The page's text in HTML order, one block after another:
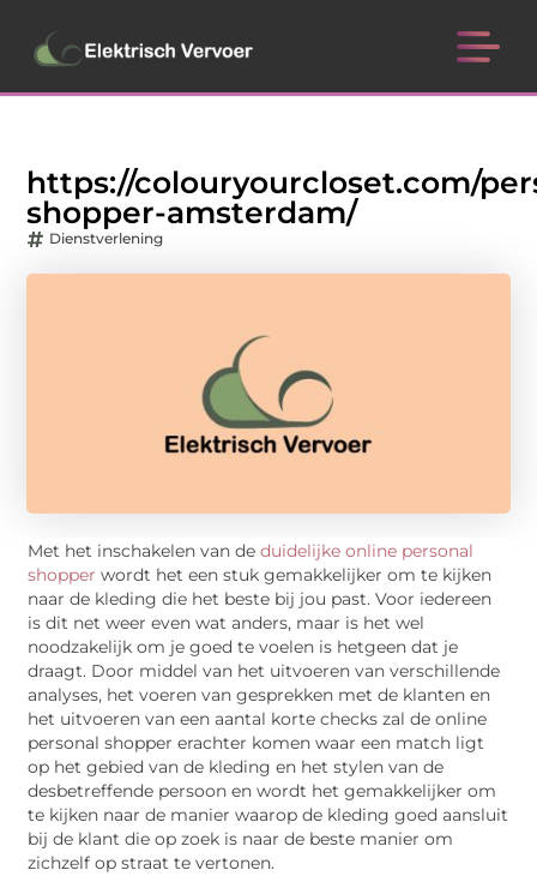
https://colouryourcloset.com/
shopper-amsterdam/
Dienstverlening
Met het inschakelen van de duidelijke online personal
shopper wordt het een stuk gemakkelijker om te kijken
naar de kleding die het beste bij jou past. Voor iedereen
is dit net weer even wat anders, maar is het wel
noodzakelijk om je goed te voelen is hetgeen dat je
draagt. Door middel van het uitvoeren van verschillende
analyses, het voeren van gesprekken met de klanten en
het uitvoeren van een aantal korte checks zal de online
personal shopper erachter komen waar een match ligt
op het gebied van de kleding en het stylen van de
desbetreffende persoon en wordt het gemakkelijker om
te kijken naar de manier waarop de kleding goed aansluit
bij de klant die op zoek is naar de beste manier om
zichzelf op straat te vertonen.